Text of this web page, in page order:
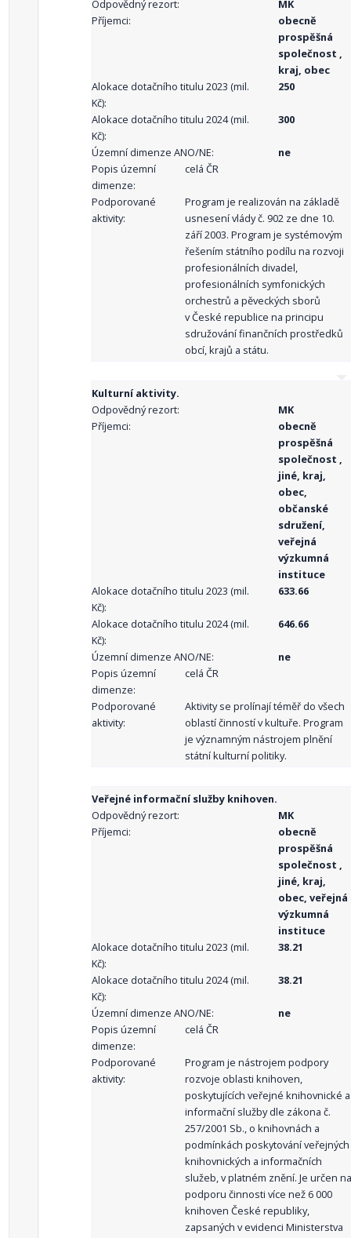
Odpovědný rezort:
MK
Příjemci:
obecně
prospěšná
společnost ,
kraj, obec
Alokace dotačního titulu 2023 (mil.
Kč):
250
Alokace dotačního titulu 2024 (mil.
Kč):
300
Územní dimenze ANO/NE:
ne
Popis územní
dimenze:
celá ČR
Podporované
aktivity:
Program je realizován na základě
usnesení vlády č. 902 ze dne 10.
září 2003. Program je systémovým
řešením státního podílu na rozvoji
profesionálních divadel,
profesionálních symfonických
orchestrů a pěveckých sborů
v České republice na principu
sdružování finančních prostředků
obcí, krajů a státu.
Kulturní aktivity.
Odpovědný rezort:
MK
Příjemci:
obecně
prospěšná
společnost ,
jiné, kraj,
obec,
občanské
sdružení,
veřejná
výzkumná
instituce
Alokace dotačního titulu 2023 (mil.
Kč):
633.66
Alokace dotačního titulu 2024 (mil.
Kč):
646.66
Územní dimenze ANO/NE:
ne
Popis územní
dimenze:
celá ČR
Podporované
aktivity:
Aktivity se prolínají téměř do všech
oblastí činností v kultuře. Program
je významným nástrojem plnění
státní kulturní politiky.
Veřejné informační služby knihoven.
Odpovědný rezort:
MK
Příjemci:
obecně
prospěšná
společnost ,
jiné, kraj,
obec, veřejná
výzkumná
instituce
Alokace dotačního titulu 2023 (mil.
Kč):
38.21
Alokace dotačního titulu 2024 (mil.
Kč):
38.21
Územní dimenze ANO/NE:
ne
Popis územní
dimenze:
celá ČR
Podporované
aktivity:
Program je nástrojem podpory
rozvoje oblasti knihoven,
poskytujících veřejné knihovnické a
informační služby dle zákona č.
257/2001 Sb., o knihovnách a
podmínkách poskytování veřejných
knihovnických a informačních
služeb, v platném znění. Je určen na
podporu činnosti více než 6 000
knihoven České republiky,
zapsaných v evidenci Ministerstva